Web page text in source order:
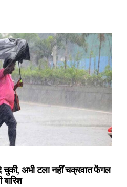
चुकी, अभी टला नहीं चक्रवात फेंगल
बारिश